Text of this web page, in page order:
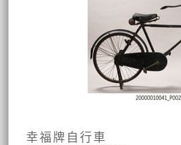
幸福牌自行車